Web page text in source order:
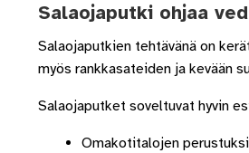
Salaojaputki ohjaa
Salaojaputkien tehtävänä on
myös rankkasateiden ja kevään
Salaojaputket soveltuvat hyvin
Omakotitalojen